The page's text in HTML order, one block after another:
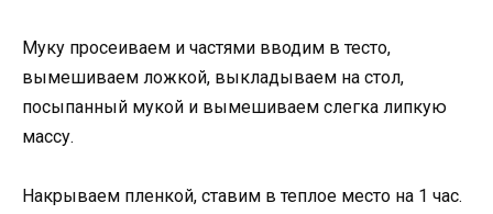
Муку просеиваем и частями вводим в тесто,
вымешиваем ложкой, выкладываем на стол,
посыпанный мукой и вымешиваем слегка липкую
массу.
Накрываем пленкой, ставим в теплое место на 1 час.